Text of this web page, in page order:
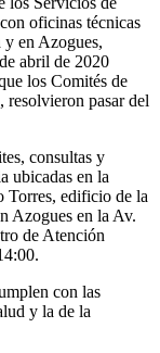
oficinas técnicas
en Azogues,
abril de 2020
los Comités de
resolvieron pasar del
consultas y
ubicadas en la
Torres, edificio de la
Azogues en la Av.
de Atención
con las
y la de la